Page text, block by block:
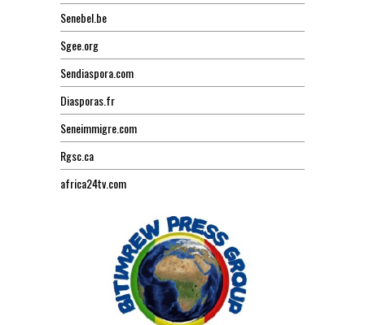
Senebel.be
Sgee.org
Sendiaspora.com
Diasporas.fr
Seneimmigre.com
Rgsc.ca
africa24tv.com